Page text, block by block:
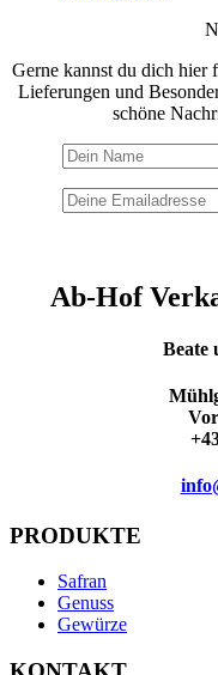
Gerne kannst du dich hier
Lieferungen und
schöne
Ab-Hof
Beate
PRODUKTE
Safran
Genuss
Gewürze